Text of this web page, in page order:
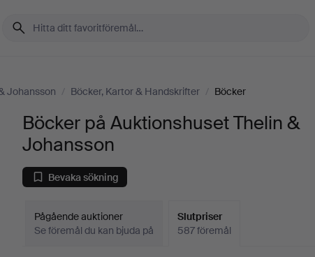
Johansson / Böcker, Kartor & Handskrifter / Böcker
Böcker på Auktionshuset Thelin &
Johansson
Bevaka sökning
Pågående auktioner
Se föremål du kan bjuda på
Slutpriser
587 föremål